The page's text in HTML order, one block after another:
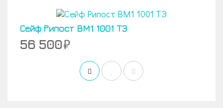
Сейф Рипост BM1 1001 TЭ
56 500